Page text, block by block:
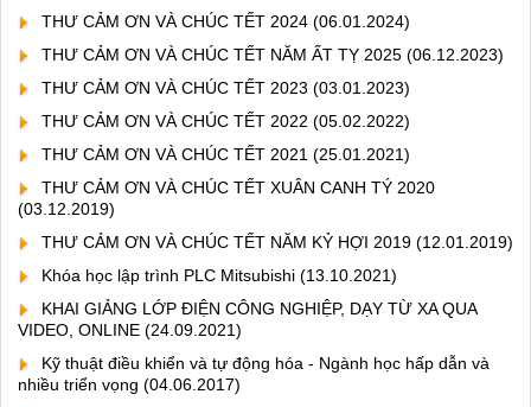
THƯ CẢM ƠN VÀ CHÚC TẾT 2024 (06.01.2024)
THƯ CẢM ƠN VÀ CHÚC TẾT NĂM ẤT TỴ 2025 (06.12.2023)
THƯ CẢM ƠN VÀ CHÚC TẾT 2023 (03.01.2023)
THƯ CẢM ƠN VÀ CHÚC TẾT 2022 (05.02.2022)
THƯ CẢM ƠN VÀ CHÚC TẾT 2021 (25.01.2021)
THƯ CẢM ƠN VÀ CHÚC TẾT XUÂN CANH TÝ 2020
(03.12.2019)
THƯ CẢM ƠN VÀ CHÚC TẾT NĂM KỶ HỢI 2019 (12.01.2019)
Khóa học lập trình PLC Mitsubishi (13.10.2021)
KHAI GIẢNG LỚP ĐIỆN CÔNG NGHIỆP, DẠY TỪ XA QUA
VIDEO, ONLINE (24.09.2021)
Kỹ thuật điều khiển và tự động hóa - Ngành học hấp dẫn và
nhiều triển vọng (04.06.2017)